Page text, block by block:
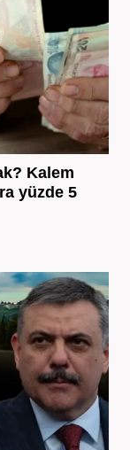
Kalem
yüzde 5